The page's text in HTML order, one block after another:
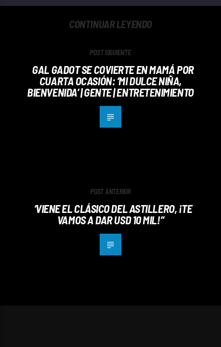
CONTINUAR LEYENDO
POST SIGUIENTE
GAL GADOT SE COVIERTE EN MAMÁ POR
CUARTA OCASIÓN: ‘MI DULCE NIÑA,
BIENVENIDA’ | GENTE | ENTRETENIMIENTO
POST ANTERIOR
‘VIENE EL CLÁSICO DEL ASTILLERO, ¡TE
VAMOS A DAR USD 10 MIL!”